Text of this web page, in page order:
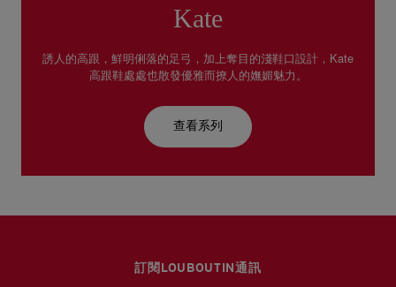
Kate
誘人的高跟，鮮明俐落的足弓，加上奪目的淺鞋口設計，Kate
高跟鞋處處也散發優雅而撩人的嫵媚魅力。
查看系列
訂閱LOUBOUTIN通訊